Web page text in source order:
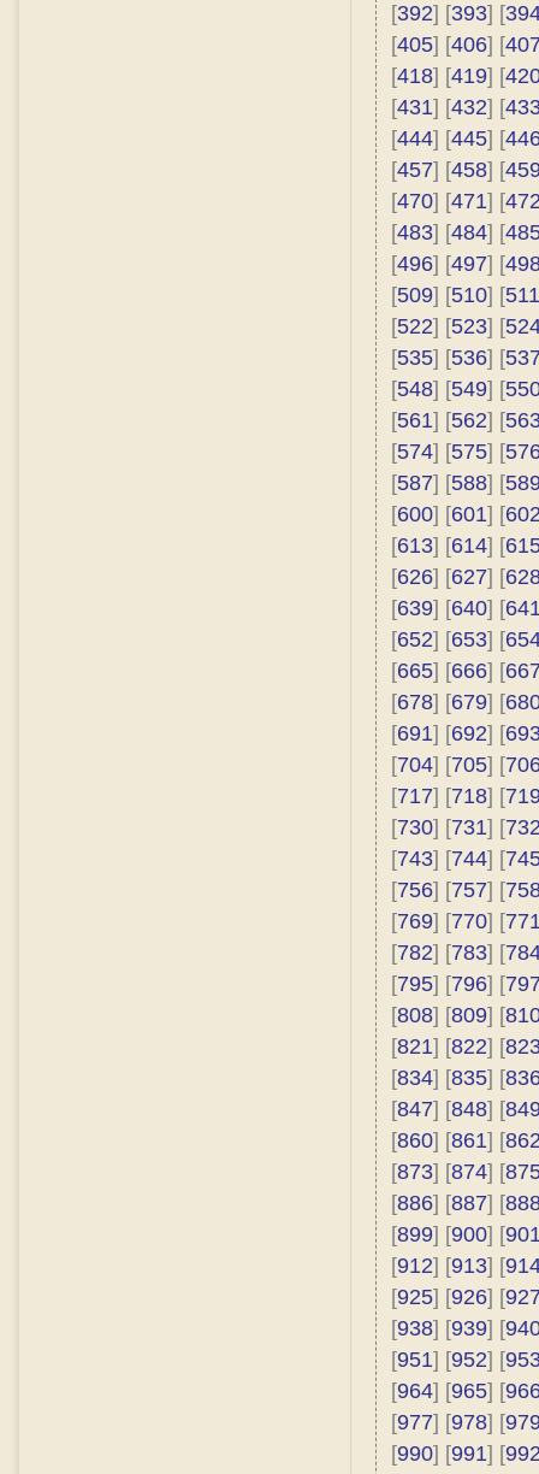
[392] [393] [
[405] [406] [
[418] [419] [
[431] [432] [
[444] [445] [
[457] [458] [
[470] [471] [
[483] [484] [
[496] [497] [
[509] [510] [511
[522] [523] [
[535] [536] [
[548] [549] [
[561] [562] [
[574] [575] [
[587] [588] [
[600] [601] [
[613] [614] [
[626] [627] [
[639] [640] [
[652] [653] [
[665] [666] [
[678] [679] [
[691] [692] [
[704] [705] [
[717] [718] [
[730] [731] [
[743] [744] [
[756] [757] [
[769] [770] [
[782] [783] [
[795] [796] [
[808] [809] [
[821] [822] [
[834] [835] [
[847] [848] [
[860] [861] [
[873] [874] [
[886] [887] [
[899] [900] [
[912] [913] [
[925] [926] [
[938] [939] [
[951] [952] [
[964] [965] [
[977] [978] [
[990] [991] [